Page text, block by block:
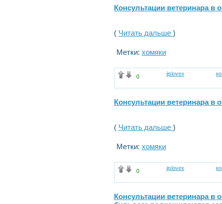
Консультации ветеринара
( Читать дальше )
Метки: хомяки
0 jjslovex
Консультации ветеринара
( Читать дальше )
Метки: хомяки
0 jjslovex
Консультации ветеринара